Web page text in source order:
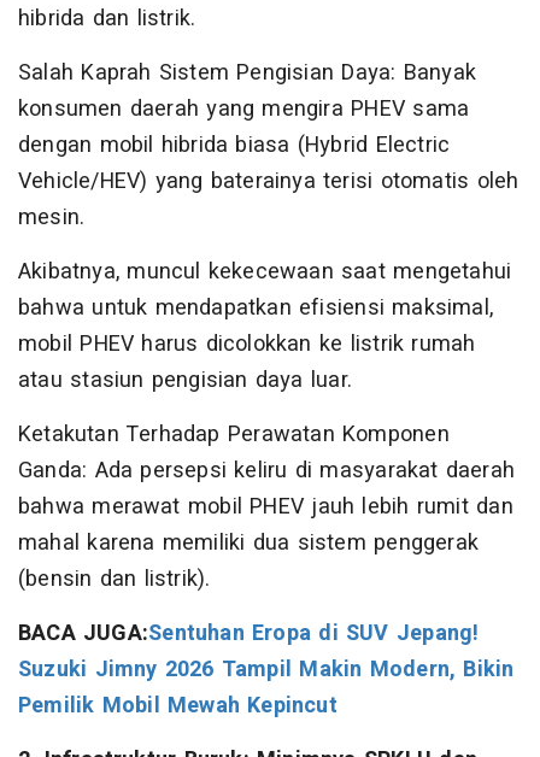
hibrida dan listrik.
Salah Kaprah Sistem Pengisian Daya: Banyak
konsumen daerah yang mengira PHEV sama
dengan mobil hibrida biasa (Hybrid Electric
Vehicle/HEV) yang baterainya terisi otomatis oleh
mesin.
Akibatnya, muncul kekecewaan saat mengetahui
bahwa untuk mendapatkan efisiensi maksimal,
mobil PHEV harus dicolokkan ke listrik rumah
atau stasiun pengisian daya luar.
Ketakutan Terhadap Perawatan Komponen
Ganda: Ada persepsi keliru di masyarakat daerah
bahwa merawat mobil PHEV jauh lebih rumit dan
mahal karena memiliki dua sistem penggerak
(bensin dan listrik).
BACA JUGA:Sentuhan Eropa di SUV Jepang!
Suzuki Jimny 2026 Tampil Makin Modern, Bikin
Pemilik Mobil Mewah Kepincut